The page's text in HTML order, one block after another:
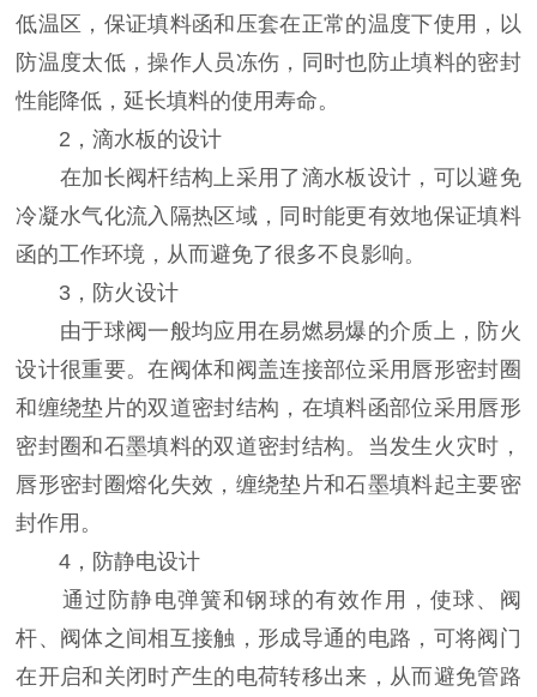
低温区，保证填料函和压套在正常的温度下使用，以
防温度太低，操作人员冻伤，同时也防止填料的密封
性能降低，延长填料的使用寿命。
2，滴水板的设计
在加长阀杆结构上采用了滴水板设计，可以避免
冷凝水气化流入隔热区域，同时能更有效地保证填料
函的工作环境，从而避免了很多不良影响。
3，防火设计
由于球阀一般均应用在易燃易爆的介质上，防火
设计很重要。在阀体和阀盖连接部位采用唇形密封圈
和缠绕垫片的双道密封结构，在填料函部位采用唇形
密封圈和石墨填料的双道密封结构。当发生火灾时，
唇形密封圈熔化失效，缠绕垫片和石墨填料起主要密
封作用。
4，防静电设计
通过防静电弹簧和钢球的有效作用，使球、阀
杆、阀体之间相互接触，形成导通的电路，可将阀门
在开启和关闭时产生的电荷转移出来，从而避免管路